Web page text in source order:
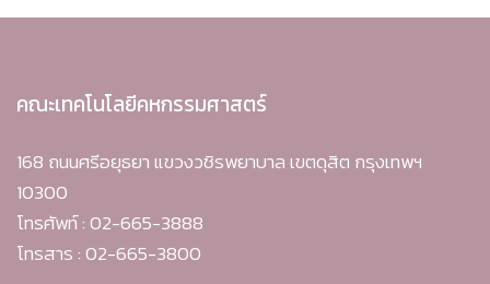
คณะเทคโนโลยีคหกรรมศาสตร์
168 ถนนศรีอยุธยา แขวงวชิรพยาบาล เขตดุสิต กรุงเทพฯ
10300
โทรศัพท์ : 02-665-3888
โทรสาร : 02-665-3800